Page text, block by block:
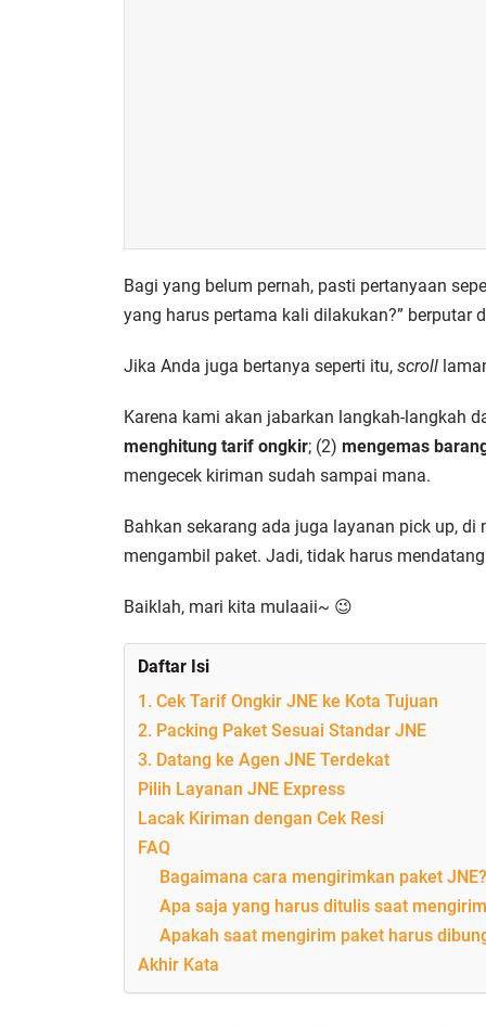
Bagi yang belum pernah, pasti pertanyaan
yang harus pertama kali dilakukan?” berputar
Jika Anda juga bertanya seperti itu, scroll
Karena kami akan jabarkan langkah-langkah
menghitung tarif ongkir; (2) mengemas
mengecek kiriman sudah sampai mana.
Bahkan sekarang ada juga layanan pick up,
mengambil paket. Jadi, tidak harus
Baiklah, mari kita mulaaii~ 😉
Daftar Isi
1. Cek Tarif Ongkir JNE ke Kota Tujuan
2. Packing Paket Sesuai Standar JNE
3. Datang ke Agen JNE Terdekat
Pilih Layanan JNE Express
Lacak Kiriman dengan Cek Resi
FAQ
Bagaimana cara mengirimkan paket JNE?
Apa saja yang harus ditulis saat
Apakah saat mengirim paket harus
Akhir Kata